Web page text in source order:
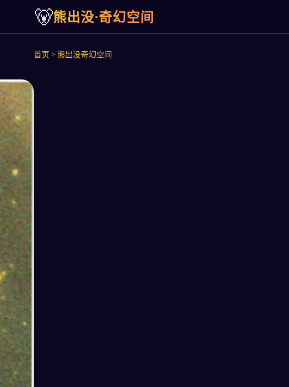
🐻熊出没·奇幻空间
首页> 熊出没奇幻空间